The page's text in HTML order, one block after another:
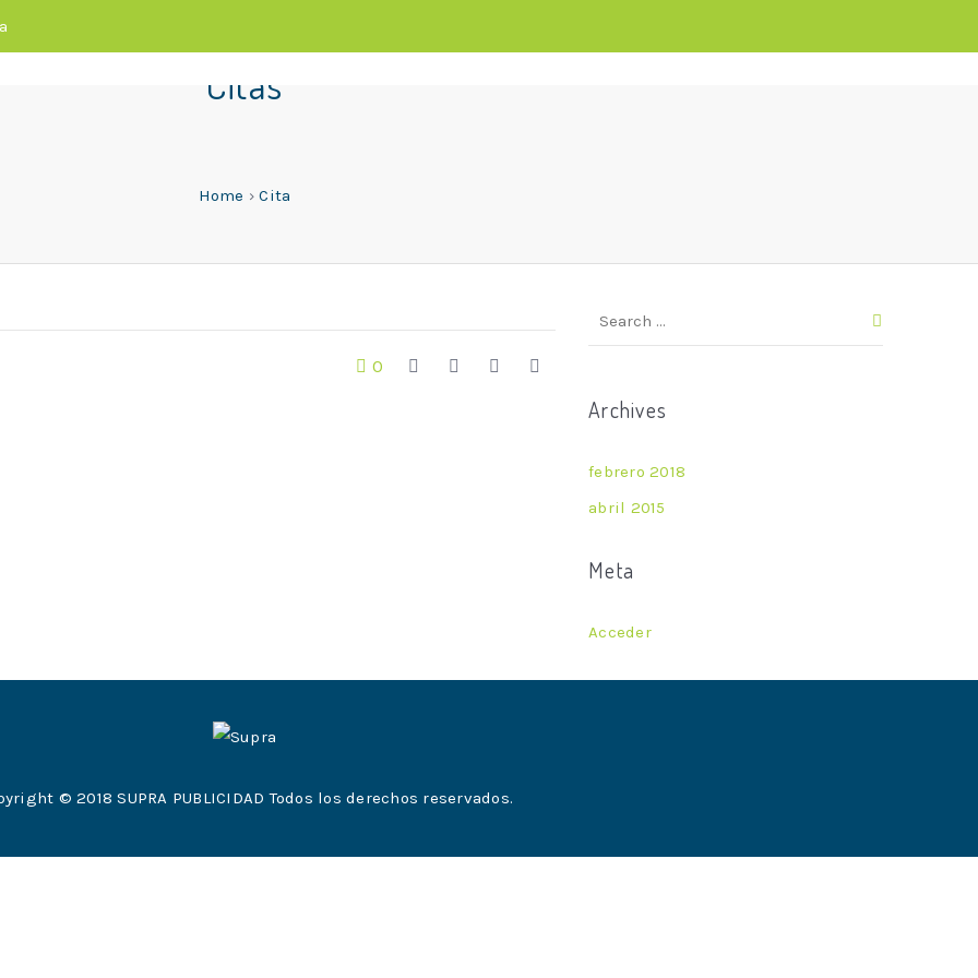
Citas
Home › Cita
0
Archives
febrero 2018
abril 2015
Meta
Acceder
© 2018 SUPRA PUBLICIDAD Todos los derechos reservados.